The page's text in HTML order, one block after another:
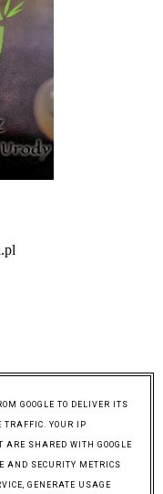
GOOGLE TO DELIVER ITS
TRAFFIC. YOUR IP
SHARED WITH GOOGLE
AND SECURITY METRICS
GENERATE USAGE